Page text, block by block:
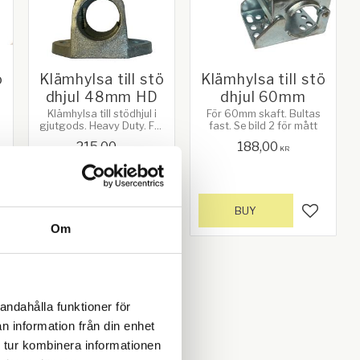
Om
funktioner för
information från din enhet
kombinera informationen
Klämhylsa till stö
dhjul 48mm HD
Klämhylsa till stödhjul i
gjutgods. Heavy Duty. För
med bult, Vikt: 1,56 kg
215,00
Add to favorites
INFO
Klämhylsa till stö
dhjul 60mm
För 60mm skaft. Bultas
fast. Se bild 2 för mått
188,00 KR
Add to
BUY